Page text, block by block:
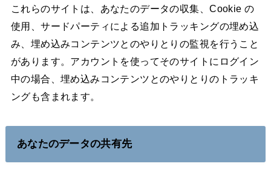
これらのサイトは、あなたのデータの収集、Cookie の
使用、サードパーティによる追加トラッキングの埋め込
み、埋め込みコンテンツとのやりとりの監視を行うこと
があります。アカウントを使ってそのサイトにログイン
中の場合、埋め込みコンテンツとのやりとりのトラッキ
ングも含まれます。
あなたのデータの共有先